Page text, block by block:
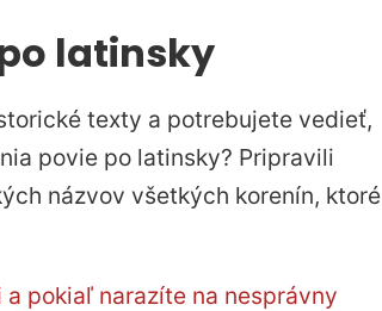
latinsky
texty a potrebujete vedieť,
povie po latinsky? Pripravili
názvov všetkých korenín, ktoré
pokiaľ narazíte na nesprávny